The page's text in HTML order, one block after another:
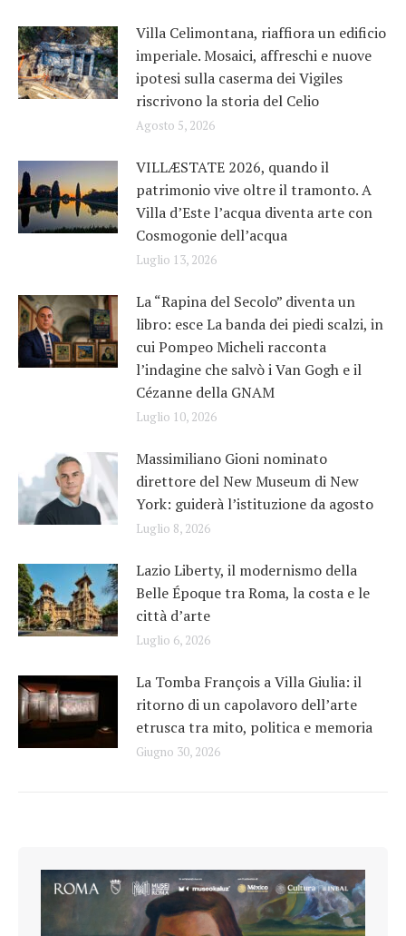
Villa Celimontana, riaffiora un edificio
imperiale. Mosaici, affreschi e nuove
ipotesi sulla caserma dei Vigiles
riscrivono la storia del Celio
Agosto 5, 2026
VILLÆSTATE 2026, quando il
patrimonio vive oltre il tramonto. A
Villa d’Este l’acqua diventa arte con
Cosmogonie dell’acqua
Luglio 13, 2026
La “Rapina del Secolo” diventa un
libro: esce La banda dei piedi scalzi, in
cui Pompeo Micheli racconta
l’indagine che salvò i Van Gogh e il
Cézanne della GNAM
Luglio 10, 2026
Massimiliano Gioni nominato
direttore del New Museum di New
York: guiderà l’istituzione da agosto
Luglio 8, 2026
Lazio Liberty, il modernismo della
Belle Époque tra Roma, la costa e le
città d’arte
Luglio 6, 2026
La Tomba François a Villa Giulia: il
ritorno di un capolavoro dell’arte
etrusca tra mito, politica e memoria
Giugno 30, 2026